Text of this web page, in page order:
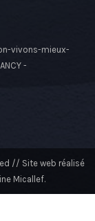
vivons-mieux-
-
// Site web réalisé
Micallef.